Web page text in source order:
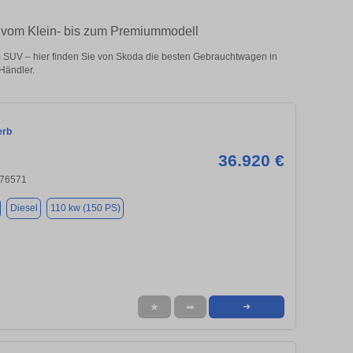
Klein- bis zum Premiummodell
– hier finden Sie von Skoda die besten Gebrauchtwagen in
36.920 €
Diesel 110 kw (150 PS)
★ ➦ ➜